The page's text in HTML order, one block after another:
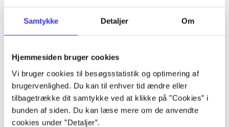
Samtykke Detaljer Om
Hjemmesiden bruger cookies
Vi bruger cookies til besøgsstatistik og optimering af
brugervenlighed. Du kan til enhver tid ændre eller
tilbagetrække dit samtykke ved at klikke på ”Cookies” i
bunden af siden. Du kan læse mere om de anvendte
cookies under ”Detaljer”.
Artiklen er en del af
lorem ipsum dolor sit amet ...
Tidsskrift
Artiklerne i handler ofte om